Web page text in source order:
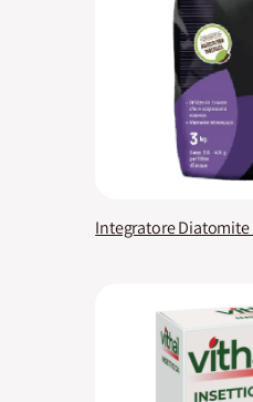
Integratore Diatomite